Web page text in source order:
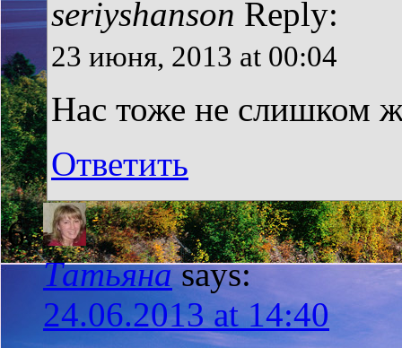
seriyshanson Reply:
23 июня, 2013 at 00:04
Нас тоже не слишком
Ответить
Татьяна says:
24.06.2013 at 14:40